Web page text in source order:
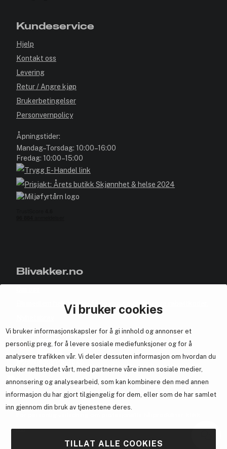
Vi bruker cookies
Vi bruker informasjonskapsler for å gi innhold og annonser et
personlig preg, for å levere sosiale mediefunksjoner og for å
analysere trafikken vår. Vi deler dessuten informasjon om hvordan du
bruker nettstedet vårt, med partnerne våre innen sosiale medier,
annonsering og analysearbeid, som kan kombinere den med annen
informasjon du har gjort tilgjengelig for dem, eller som de har samlet
inn gjennom din bruk av tjenestene deres.
TILLAT ALLE COOKIES
Kundeservice
Hjelp
Kontakt oss
Levering
Retur / Angre kjøp
Brukerbetingelser
Personvernpolicy
Åpningstider:
Mandag–Torsdag: 10:00–16:00
Fredag: 10:00–15:00
Blivakker.no
Bli medlem helt gratis - få poeng og eksklusive rabattkoder.
Samarbeid med oss
En del avBrandsdal Group AS
her.